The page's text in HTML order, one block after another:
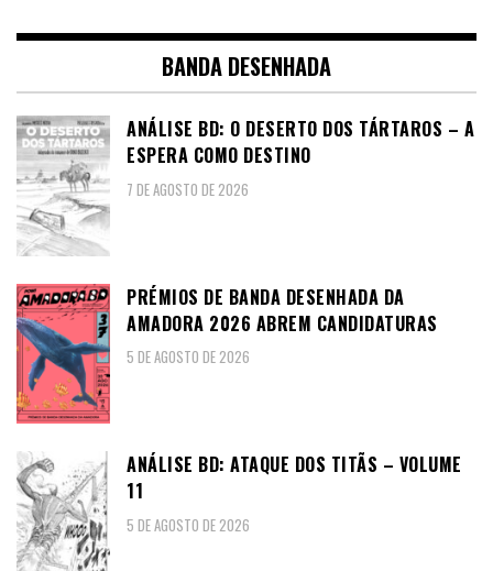
BANDA DESENHADA
ANÁLISE BD: O DESERTO DOS TÁRTAROS – A
ESPERA COMO DESTINO
7 DE AGOSTO DE 2026
PRÉMIOS DE BANDA DESENHADA DA
AMADORA 2026 ABREM CANDIDATURAS
5 DE AGOSTO DE 2026
ANÁLISE BD: ATAQUE DOS TITÃS – VOLUME
11
5 DE AGOSTO DE 2026